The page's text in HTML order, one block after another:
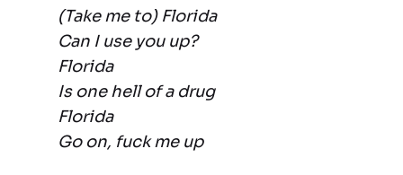
(Take me to) Florida
Can I use you up?
Florida
Is one hell of a drug
Florida
Go on, fuck me up